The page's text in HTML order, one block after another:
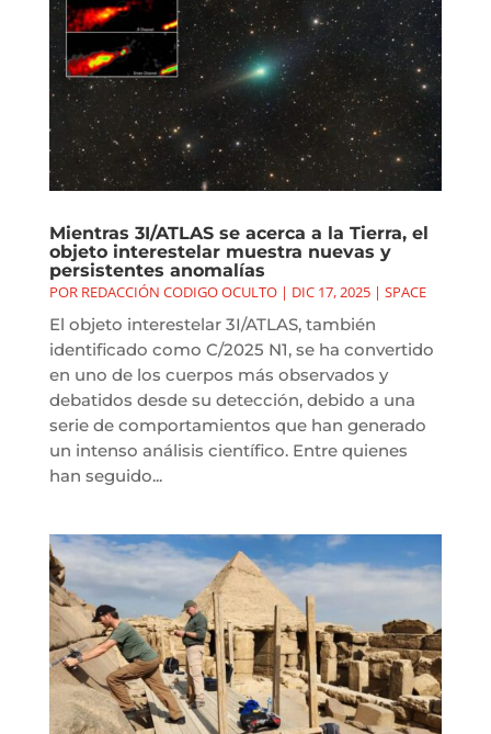
Mientras 3I/ATLAS se acerca a la Tierra, el
objeto interestelar muestra nuevas y
persistentes anomalías
POR REDACCIÓN CODIGO OCULTO| DIC 17, 2025| SPACE
El objeto interestelar 3I/ATLAS, también
identificado como C/2025 N1, se ha convertido
en uno de los cuerpos más observados y
debatidos desde su detección, debido a una
serie de comportamientos que han generado
un intenso análisis científico. Entre quienes
han seguido...